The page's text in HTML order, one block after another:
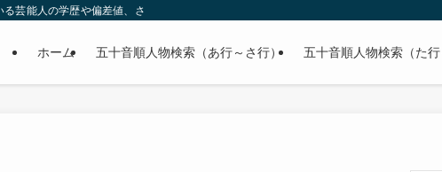
芸能人の学歴や偏差値、さらに政治家やスポーツ選手などの有名人の学歴や高校・大学
ホーム 五十音順人物検索（あ行～さ行） 五十音順人物検索（た